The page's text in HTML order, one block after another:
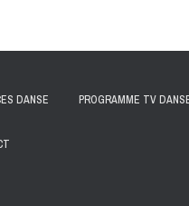
DANSE PROGRAMME TV